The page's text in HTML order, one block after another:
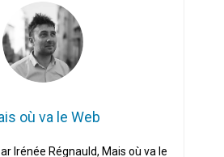
où va le Web
Irénée Régnauld, Mais où va le